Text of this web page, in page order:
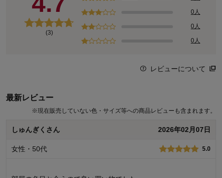
(3)
0人
0人
0人
レビューについて
最新レビュー
※現在販売していない色・サイズ等への商品レビューも含まれます。
しゅんぎくさん 2026年02月07日
女性・50代 5.0